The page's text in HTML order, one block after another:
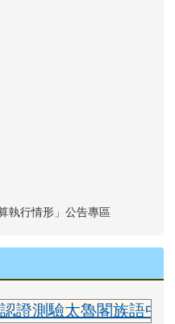
執行情形」公告專區
魯閣族語中級合格